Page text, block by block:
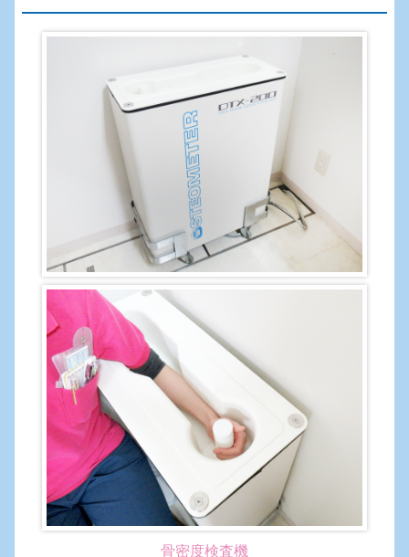
骨密度検査機